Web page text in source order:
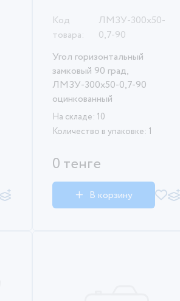
Код
товара:
ЛМЗУ-300х50-
0,7-90
Угол горизонтальный
замковый 90 град,
ЛМЗУ-300х50-0,7-90
оцинкованный
На складе: 10
Количество в упаковке: 1
0 тенге
В корзину